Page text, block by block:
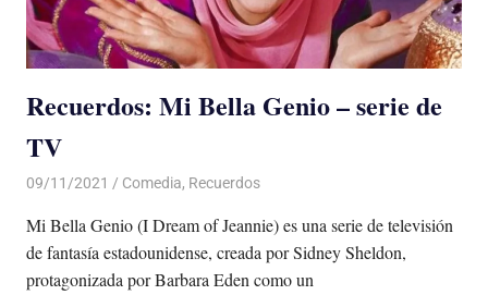
Recuerdos: Mi Bella Genio – serie de
TV
09/11/2021 De todo un Poco
Comedia, Recuerdos
Mi Bella Genio (I Dream of Jeannie) es una serie de televisión
de fantasía estadounidense, creada por Sidney Sheldon,
protagonizada por Barbara Eden como un